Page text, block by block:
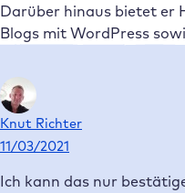
Darüber hinaus bietet er
Blogs mit WordPress
Knut Richter
11/03/2021
Ich kann das nur